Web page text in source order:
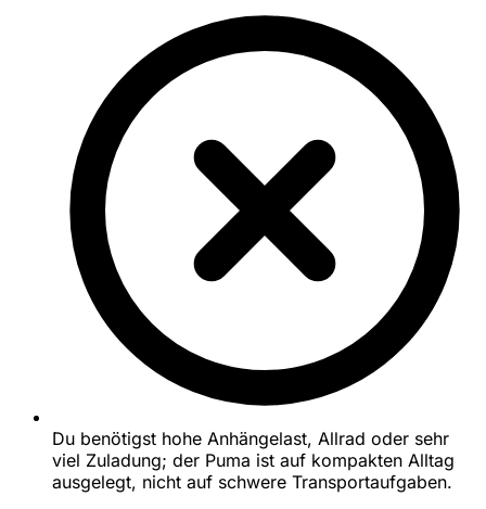
Du benötigst hohe Anhängelast, Allrad oder sehr
viel Zuladung; der Puma ist auf kompakten Alltag
ausgelegt, nicht auf schwere Transportaufgaben.